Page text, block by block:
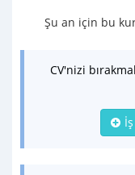
Şu an için bu
CV'nizi